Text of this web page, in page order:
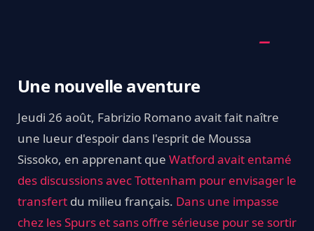
Une nouvelle aventure
Jeudi 26 août, Fabrizio Romano avait fait naître
une lueur d'espoir dans l'esprit de Moussa
Sissoko, en apprenant que Watford avait entamé
des discussions avec Tottenham pour envisager le
transfert du milieu français. Dans une impasse
chez les Spurs et sans offre sérieuse pour se sortir